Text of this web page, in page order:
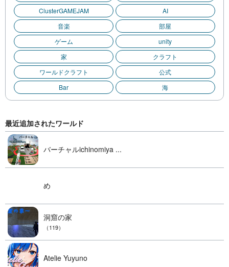
ClusterGAMEJAM
AI
音楽
部屋
ゲーム
unity
家
クラフト
ワールドクラフト
公式
Bar
海
最近追加されたワールド
バーチャルichinomiya ...
め
洞窟の家
（119）
Atelie Yuyuno